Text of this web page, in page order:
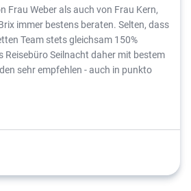
Frau Weber als auch von Frau Kern,
immer bestens beraten. Selten, dass
Team stets gleichsam 150%
Reisebüro Seilnacht daher mit bestem
sehr empfehlen - auch in punkto